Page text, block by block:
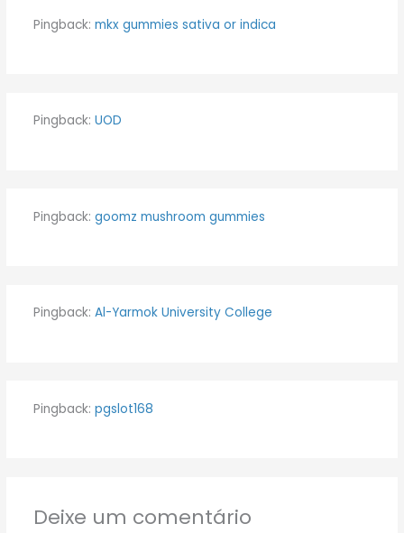
Pingback: mkx gummies sativa or indica
Pingback: UOD
Pingback: goomz mushroom gummies
Pingback: Al-Yarmok University College
Pingback: pgslot168
Deixe um comentário